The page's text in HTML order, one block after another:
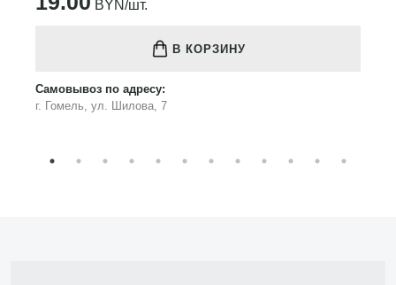
BYN/шт.
В КОРЗИНУ
Самовывоз по адресу:
г. Гомель, ул. Шилова, 7